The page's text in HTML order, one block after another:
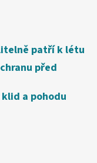
patří k létu
před
a pohodu